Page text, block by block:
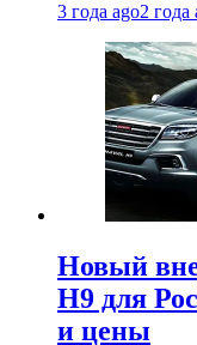
3 года ago2 года
Новый
H9 для
и цены